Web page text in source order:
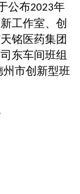
公布2023年
工作室、创
铭医药集团
东车间班组
州市创新型班